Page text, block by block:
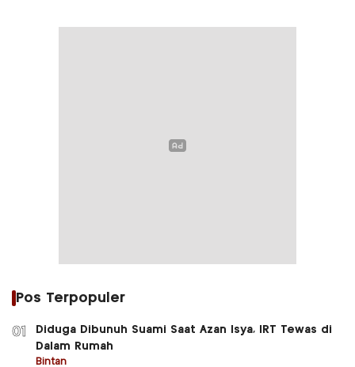
Pos Terpopuler
01
Diduga Dibunuh Suami Saat Azan Isya, IRT Tewas di
Dalam Rumah
Bintan